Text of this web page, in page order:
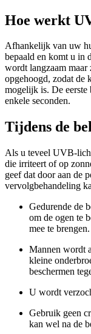
Hoe werkt
Afhankelijk van uw
bepaald en komt u in
wordt langzaam maar
opgehoogd, zodat de
mogelijk is. De eerste
enkele seconden.
Tijdens de
Als u teveel UVB-
die irriteert of op
geef dat door aan de
vervolgbehandeling
Gedurende de
om de ogen te
mee te brengen.
Mannen wordt
kleine
beschermen
U wordt
Gebruik geen
kan wel na de